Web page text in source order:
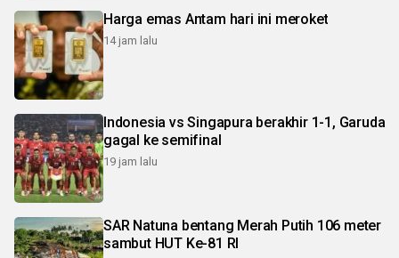
Harga emas Antam hari ini meroket
14 jam lalu
Indonesia vs Singapura berakhir 1-1, Garuda
gagal ke semifinal
19 jam lalu
SAR Natuna bentang Merah Putih 106 meter
sambut HUT Ke-81 RI